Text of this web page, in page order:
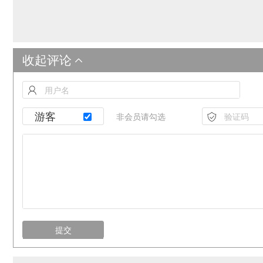
收起评论
游客
提交